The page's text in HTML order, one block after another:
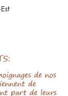
de nos
de
part de leurs